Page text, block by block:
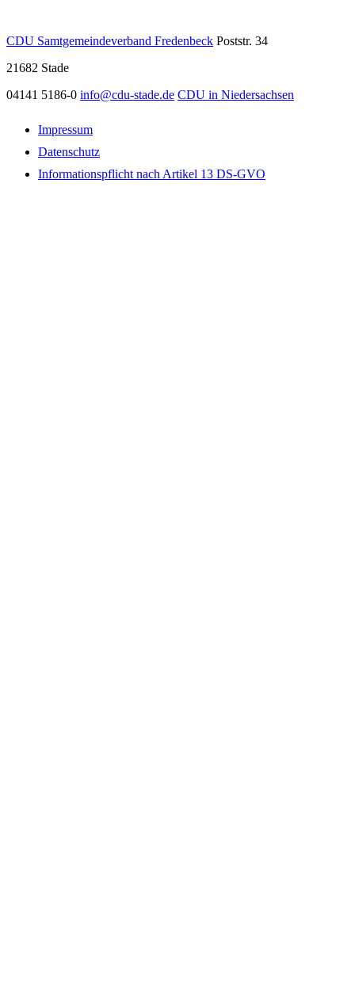
CDU Samtgemeindeverband Fredenbeck Poststr. 34
21682 Stade
04141 5186-0 info@cdu-stade.de CDU in Niedersachsen
Impressum
Datenschutz
Informationspflicht nach Artikel 13 DS-GVO